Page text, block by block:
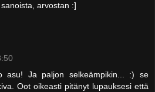
arvostan :]
asu! Ja paljon selkeämpikin... :) se
Oot oikeasti pitänyt lupauksesi että